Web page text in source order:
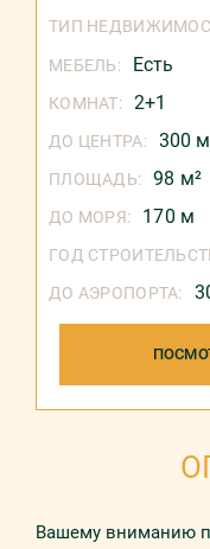
ТИП
МЕБЕЛЬ: Есть
КОМНАТ: 2+1
ДО ЦЕНТРА: 300 м
ПЛОЩАДЬ: 98 м²
ДО МОРЯ: 170 м
ГОД
ДО АЭРОПОРТА:
Вашему вниманию